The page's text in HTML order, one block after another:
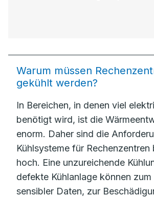
Warum müssen
gekühlt werden?
In Bereichen, in denen viel
benötigt wird, ist die
enorm. Daher sind die
Kühlsysteme für Rechenzentren
hoch. Eine unzureichende
defekte Kühlanlage können zum
sensibler Daten, zur